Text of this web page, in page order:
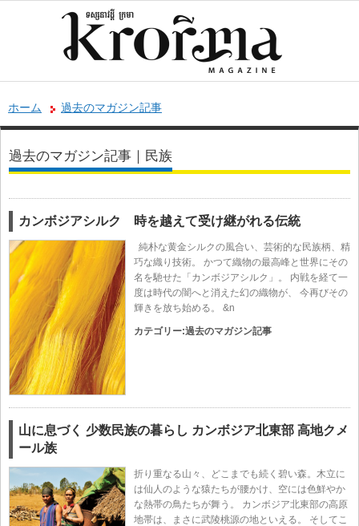
ホーム 過去のマガジン記事
過去のマガジン記事｜民族
カンボジアシルク 時を越えて受け継がれる伝統
純朴な黄金シルクの風合い、芸術的な民族柄、精
巧な織り技術。 かつて織物の最高峰と世界にその
名を馳せた「カンボジアシルク」。 内戦を経て一
度は時代の闇へと消えた幻の織物が、 今再びその
輝きを放ち始める。 &n
カテゴリー:過去のマガジン記事
山に息づく 少数民族の暮らし カンボジア北東部 高地クメ
ール族
折り重なる山々、どこまでも続く碧い森。木立に
は仙人のような猿たちが腰かけ、空には色鮮やか
な熱帯の鳥たちが舞う。 カンボジア北東部の高原
地帯は、まさに武陵桃源の地といえる。 そしてこ